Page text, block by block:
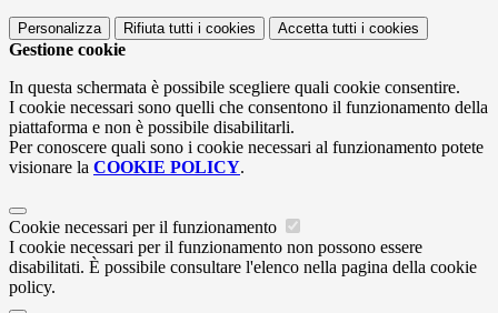
Personalizza Rifiuta tutti i cookies Accetta tutti i cookies
Gestione cookie
In questa schermata è possibile scegliere quali cookie consentire.
I cookie necessari sono quelli che consentono il funzionamento della
piattaforma e non è possibile disabilitarli.
Per conoscere quali sono i cookie necessari al funzionamento potete
visionare la COOKIE POLICY.
Cookie necessari per il funzionamento
I cookie necessari per il funzionamento non possono essere
disabilitati. È possibile consultare l'elenco nella pagina della cookie
policy.